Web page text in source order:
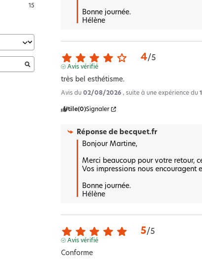
15
Bonne journée.
Hélène
4/5
Avis vérifié
très bel esthétisme.
Avis du02/08/2026 , suite à une expérience du
Utile(0)Signaler
Réponse de becquet.fr
Bonjour Martine,
Merci beaucoup pour votre retour,
Vos impressions nous
Bonne journée.
Hélène
5/5
Avis vérifié
Conforme